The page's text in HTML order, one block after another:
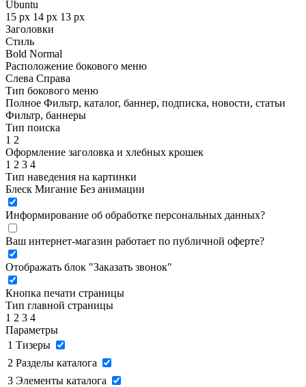
Ubuntu
15 px 14 px 13 px
Заголовки
Стиль
Bold Normal
Расположение бокового меню
Слева Справа
Тип бокового меню
Полное Фильтр, каталог, баннер, подписка, новости, статьи
Фильтр, баннеры
Тип поиска
1 2
Оформление заголовка и хлебных крошек
1 2 3 4
Тип наведения на картинки
Блеск Мигание Без анимации
Информирование об обработке персональных данных?
Ваш интернет-магазин работает по публичной оферте?
Отображать блок "Заказать звонок"
Кнопка печати страницы
Тип главной страницы
1 2 3 4
Параметры
1 Тизеры
2 Разделы каталога
3 Элементы каталога